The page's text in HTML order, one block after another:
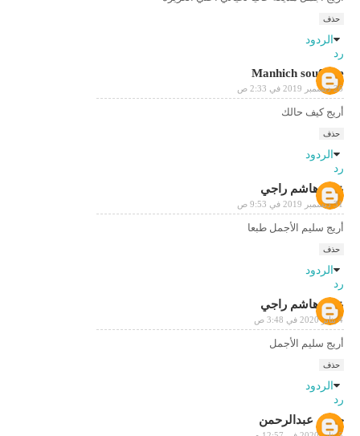
حذف
الردود
رد
Manhich soufiane
26 ديسمبر 2019 في 2:33 ص
أريج كيف حالك
حذف
الردود
رد
علي هاشم راجي
31 ديسمبر 2019 في 9:53 ص
أريج سليم الأجمل طبعا
حذف
الردود
رد
علي هاشم راجي
4 يناير 2020 في 3:48 ص
أريج سليم الأجمل
حذف
الردود
رد
جمال عبدالرحمن